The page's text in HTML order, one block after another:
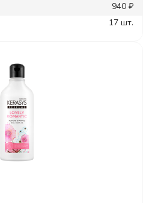
940 ₽
17 шт.